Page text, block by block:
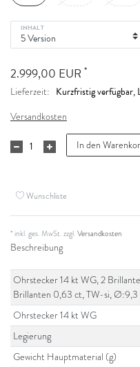
INHALT
2.999,00 EUR *
Lieferzeit: Kurzfristig verfügbar,
Versandkosten
In den
Wunschliste
* inkl. ges. MwSt. zzgl.Versandkosten
Beschreibung
Ohrstecker 14 kt WG, 2
Brillanten 0,63 ct, TW-si, Ø:9,3
Ohrstecker 14 kt WG
Legierung
Gewicht Hauptmaterial (g)